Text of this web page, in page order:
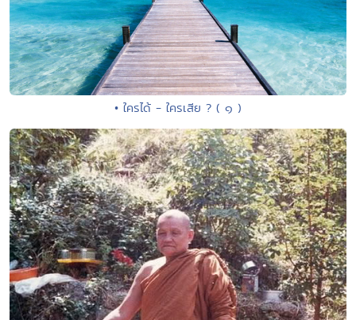
• ใครได้ - ใครเสีย ? ( ๑ )